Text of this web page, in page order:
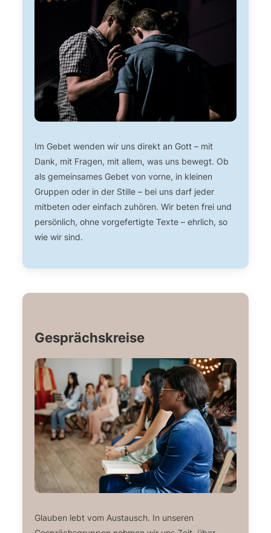
Im Gebet wenden wir uns direkt an Gott – mit
Dank, mit Fragen, mit allem, was uns bewegt. Ob
als gemeinsames Gebet von vorne, in kleinen
Gruppen oder in der Stille – bei uns darf jeder
mitbeten oder einfach zuhören. Wir beten frei und
persönlich, ohne vorgefertigte Texte – ehrlich, so
wie wir sind.
Gesprächskreise
Glauben lebt vom Austausch. In unseren